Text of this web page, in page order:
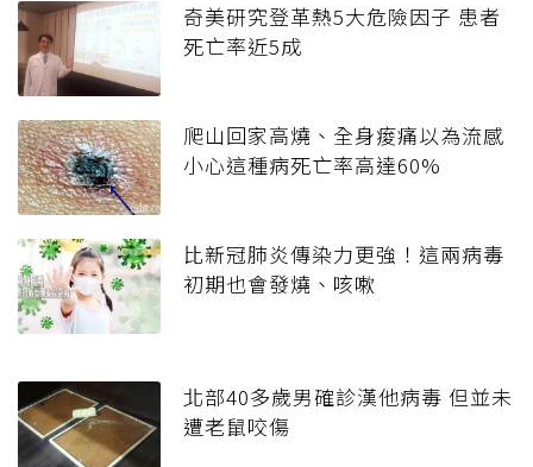
奇美研究登革熱5大危險因子 患者
死亡率近5成
爬山回家高燒、全身痠痛以為流感
小心這種病死亡率高達60%
比新冠肺炎傳染力更強！這兩病毒
初期也會發燒、咳嗽
北部40多歲男確診漢他病毒 但並未
遭老鼠咬傷